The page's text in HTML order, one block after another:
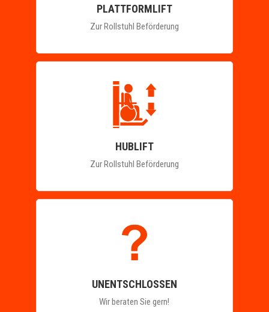
PLATTFORMLIFT
Zur Rollstuhl Beförderung
HUBLIFT
Zur Rollstuhl Beförderung
UNENTSCHLOSSEN
Wir beraten Sie gern!